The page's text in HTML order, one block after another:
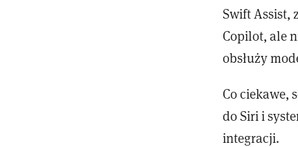
Swift Assist,
Copilot, ale
obsłuży
Co ciekawe,
do Siri i
integracji.